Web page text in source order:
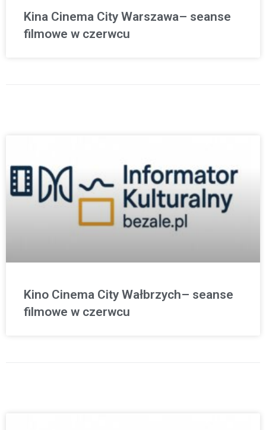
Kina Cinema City Warszawa– seanse
filmowe w czerwcu
Kino Cinema City Wałbrzych– seanse
filmowe w czerwcu